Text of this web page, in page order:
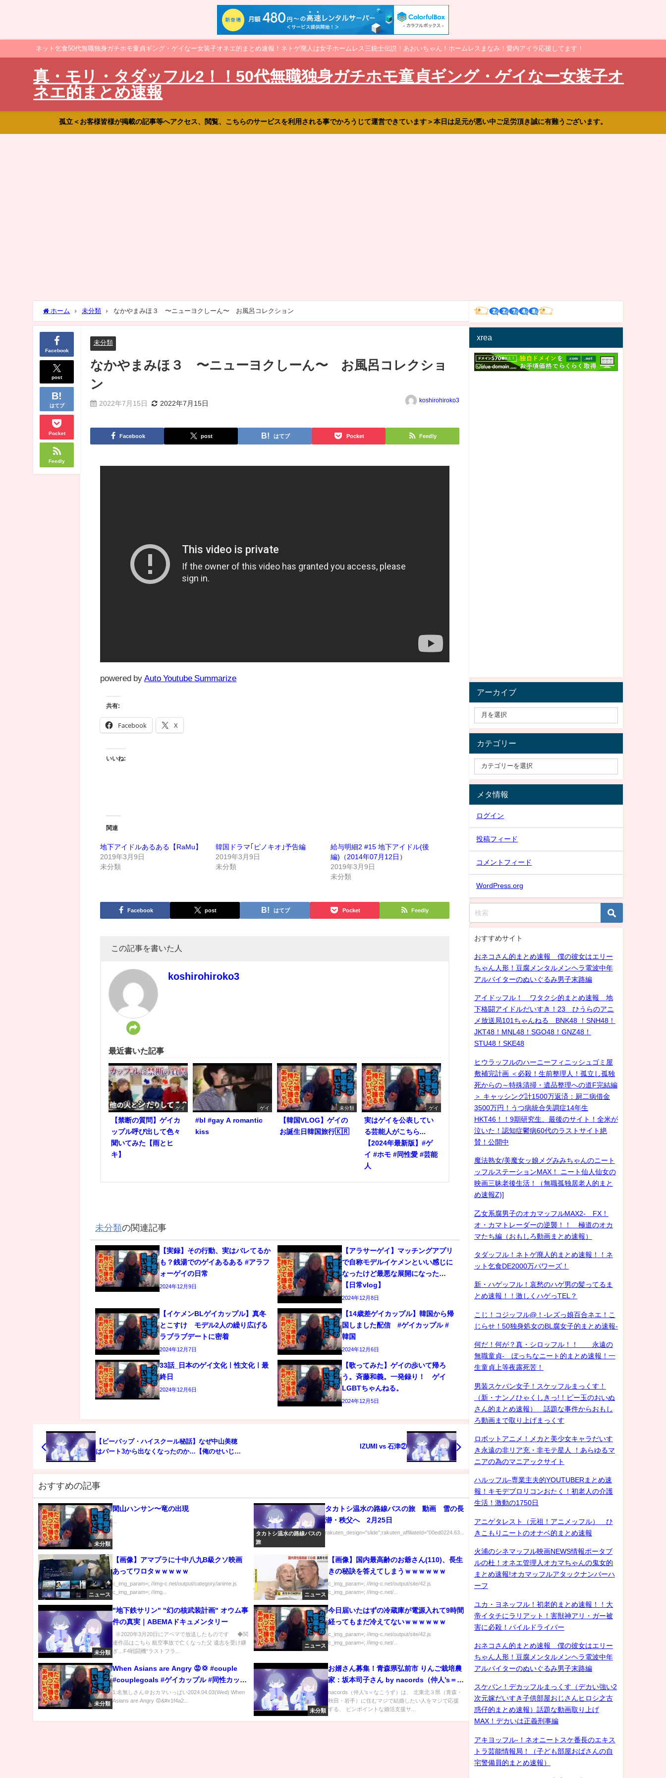
ネット乞食50代無職独身ガチホモ童貞ギング・ゲイなー女装子オネエ的まとめ速報！ネトゲ廃人は女子ホームレス三銃士伝説！あおいちゃん！ホームレスまなみ！愛内アイラ応援してます！
真・モリ・タダッフル2！！50代無職独身ガチホモ童貞ギング・ゲイなー女装子オ
ネエ的まとめ速報
孤立＜お客様皆様が掲載の記事等へアクセス、閲覧、こちらのサービスを利用される事でかろうじて運営できています＞本日は足元が悪い中ご足労頂き誠に有難うございます。
ホーム 未分類 なかやまみほ３ 〜ニューヨクしーん〜 お風呂コレクション
Facebook
post
はてブ
Pocket
Feedly
未分類
なかやまみほ３ 〜ニューヨクしーん〜 お風呂コレクショ
ン
2022年7月15日 2022年7月15日 koshirohiroko3
Facebook post はてブ Pocket Feedly
powered by Auto Youtube Summarize
共有:
Facebook X
いいね:
関連
地下アイドルあるある【RaMu】
2019年3月9日
未分類
韓国ドラマ｢ピノキオ｣予告編
2019年3月9日
未分類
給与明細2 #15 地下アイドル(後
編)（2014年07月12日）
2019年3月9日
未分類
Facebook post はてブ Pocket Feedly
この記事を書いた人
koshirohiroko3
最近書いた記事
ゲイ
【禁断の質問】ゲイカ
ップル呼び出して色々
聞いてみた【雨とヒ
キ】
ゲイ
#bl #gay A romantic
kiss
未分類
【韓国VLOG】ゲイの
お誕生日韓国旅行🇰🇷
ゲイ
実はゲイを公表してい
る芸能人がこちら...
【2024年最新版】#ゲ
イ #ホモ #同性愛 #芸能
人
未分類の関連記事
【実録】その行動、実はバレてるか
も？銭湯でのゲイあるある #アラフ
ォーゲイの日常
2024年12月9日
【アラサーゲイ】マッチングアプリ
で自称モデルイケメンといい感じに
なったけど最悪な展開になった…
【日常vlog】
2024年12月8日
【イケメンBLゲイカップル】真冬
とこすけ モデル2人の繰り広げる
ラブラブデートに密着
2024年12月7日
【14歳差ゲイカップル】韓国から帰
国しました配信 #ゲイカップル #
韓国
2024年12月6日
33話_日本のゲイ文化ㅣ性文化ㅣ最
終日
2024年12月6日
【歌ってみた】ゲイの歩いて帰ろ
う。斉藤和義。一発録り！ ゲイ
LGBTちゃんねる。
2024年12月5日
【ビーバップ・ハイスクール秘話】なぜ中山美穂
はパート3から出なくなったのか…【俺のせいじゃ
IZUMI vs 石津②
おすすめの記事
未分類
閑山ハンサン〜竜の出現
タカトシ温水の路線バスの
旅
タカトシ温水の路線バスの旅 動画 雪の長
瀞・秩父へ 2月25日
rakuten_design="slide";rakuten_affiliateId="00ed0224.63...
ニュース
【画像】アマプラに十中八九B級クソ映画
あってワロタｗｗｗｗｗ
c_img_param=; //img-c.net/output/category/anime.js
c_img_param=; //img...
ニュース
【画像】国内最高齢のお爺さん(110)、長生
きの秘訣を答えてしまうｗｗｗｗｗｗ
c_img_param=; //img-c.net/output/site/42.js
c_img_param=; //img-c.net/...
未分類
"地下鉄サリン" "幻の核武装計画" オウム事
件の真実｜ABEMAドキュメンタリー
. ※2020年3月20日にアベマで放送したものです ◆関
連作品はこちら 航空事故で亡くなった父 遺志を受け継
ぎ…F4戦闘機“ラストフラ...
ニュース
今日届いたはずの冷蔵庫が電源入れて9時間
経ってもまだ冷えてないｗｗｗｗｗｗ
c_img_param=; //img-c.net/output/site/42.js
c_img_param=; //img-c.net/...
未分類
When Asians are Angry 😡💢 #couple
#couplegoals #ゲイカップル #同性カップ
ル
1:名無しさん＠おカマいっぱい2024.04.03(Wed) When
Asians are Angry 😡&#x1f4a2...
未分類
お婿さん募集！青森県弘前市 りんご栽培農
家：坂本司子さん by nacords（仲人’s＝な
こうず）
nacords（仲人's＝なこうず）は、 北東北３県（青森・
秋田・岩手）に住むマジで結婚したい人をマジで応援
する、 ピンポイントな婚活支援サ...
xrea
アーカイブ
カテゴリー
メタ情報
ログイン
投稿フィード
コメントフィード
WordPress.org
おすすめサイト
おネコさん的まとめ速報 僕の彼女はエリー
ちゃん人形！豆腐メンタルメンヘラ電波中年
アルバイターのぬいぐるみ男子末路編
アイドッフル！ ワタクシ的まとめ速報 地
下格闘アイドルだいすき！23 ひうらのアニ
メ放送局101ちゃんねる BNK48 ！SNH48！
JKT48！MNL48！SGO48！GNZ48！
STU48！SKE48
ヒウラッフルのハーニーフィニッシュゴミ屋
敷補完計画 ＜必殺！生前整理人！孤立し孤独
死からの～特殊清掃・遺品整理への道F完結編
＞ キャッシング計1500万返済：厨二病借金
3500万円！うつ病統合失調症14年生
HKT46！！9期研究生、最後のサイト！全米が
泣いた！認知症鬱病60代のラストサイト絶
賛！公開中
魔法熟女/美魔女ッ娘メグみみちゃんのニート
ッフルステーションMAX！ ニート仙人仙女の
映画三昧老後生活！（無職孤独居老人的まと
め速報Z)]
乙女系腐男子のオカマッフルMAX2- FX！
オ・カマトレーダーの逆襲！！ 極道のオカ
マたち編（おもしろ動画まとめ速報）
タダッフル！ネトゲ廃人的まとめ速報！！ネ
ット乞食DE2000万パワーズ！
新・ハゲッフル！哀愁のハゲ男の髪ってるま
とめ速報！！激しくハゲっTEL？
こじ！コジッフル@！-レズっ娘百合ネエ！こ
じらせ！50独身処女のBL腐女子的まとめ速報-
何だ！何が？真・シロッフル！！ 永遠の
無職童貞- ぼっちなニート的まとめ速報！一
生童貞上等夜露死苦！
男装スケバン女子！スケッフルまっくす！
（新・ナンノひゃくしきっ!！ビー玉のおいぬ
さん的まとめ速報） 話題な事件からおもし
ろ動画まで取り上げまっくす
ロボットアニメ！メカと美少女キャラだいす
き永遠の非リア充・非モテ星人 ！あらゆるマ
ニアの為のマニアックサイト
ハルッフル-専業主夫的YOUTUBERまとめ速
報！キモデブロリコンおたく！初老人の介護
生活！激動の1750日
アニゲタレスト（元祖！アニメッフル） ひ
きこもりニートのオナベ的まとめ速報
火浦のシネマッフル映画NEWS情報ポータブ
ルの杜！オネエ管理人オカマちゃんの鬼女的
まとめ速報!オカマッフルアタックナンバーハ
ーフ
ユカ・ヨネッフル！初老的まとめ速報！！大
帝イタチにラリアット！害獣神アリ・ガー被
害に必殺！パイルドライバー
おネコさん的まとめ速報 僕の彼女はエリー
ちゃん人形！豆腐メンタルメンヘラ電波中年
アルバイターのぬいぐるみ男子末路編
スケバン！デカッフルまっくす（デカい強い2
次元嫁だいすき子供部屋おじさんヒロシ之古
惑仔的まとめ速報）話題な動画取り上げ
MAX！デカいは正義刑事編
アキヨッフル-！ネオニートスケ番長のエキス
トラ芸能情報局！（子ども部屋おばさんの自
宅警備員的まとめ速報）